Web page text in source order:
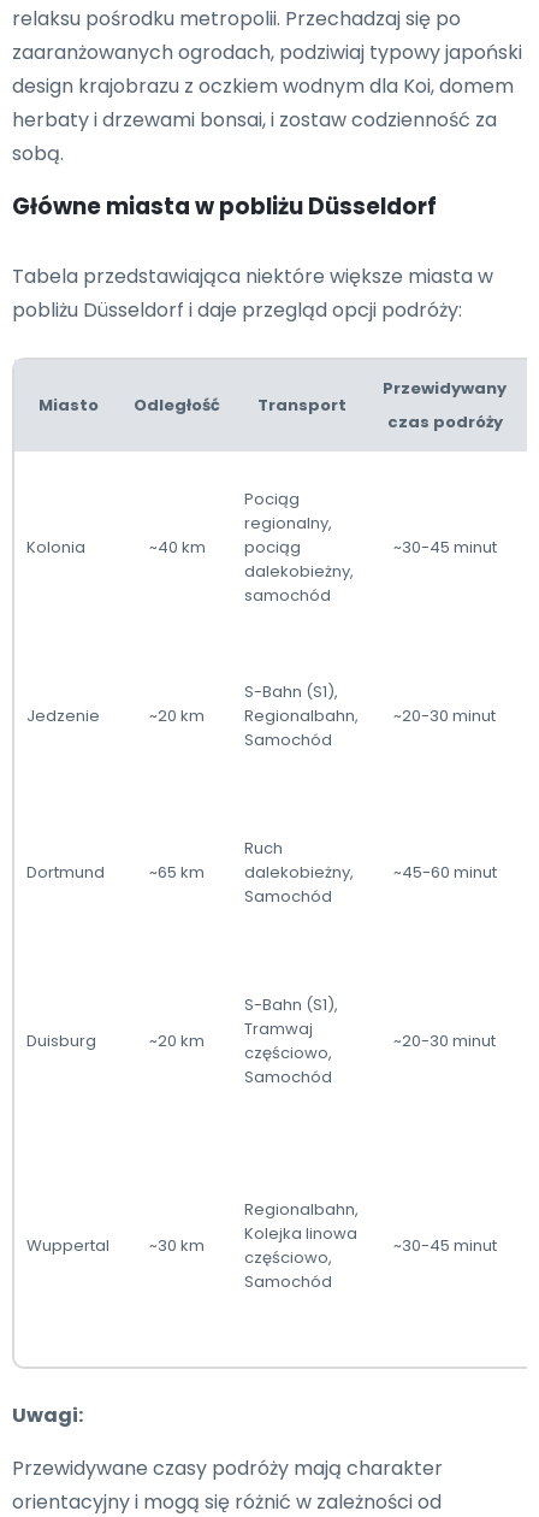
relaksu pośrodku metropolii. Przechadzaj się po
zaaranżowanych ogrodach, podziwiaj typowy japoński
design krajobrazu z oczkiem wodnym dla Koi, domem
herbaty i drzewami bonsai, i zostaw codzienność za
sobą.
Główne miasta w pobliżu Düsseldorf
Tabela przedstawiająca niektóre większe miasta w
pobliżu Düsseldorf i daje przegląd opcji podróży:
Miasto Odległość Transport
Przewidywany
czas podróży
Kolonia ~40 km
Pociąg
regionalny,
pociąg
dalekobieżny,
samochód
~30-45 minut
Jedzenie ~20 km
S-Bahn (S1),
Regionalbahn,
Samochód
~20-30 minut
Dortmund ~65 km
Ruch
dalekobieżny,
Samochód
~45-60 minut
Duisburg ~20 km
S-Bahn (S1),
Tramwaj
częściowo,
Samochód
~20-30 minut
Wuppertal ~30 km
Regionalbahn,
Kolejka linowa
częściowo,
Samochód
~30-45 minut
Uwagi:
Przewidywane czasy podróży mają charakter
orientacyjny i mogą się różnić w zależności od